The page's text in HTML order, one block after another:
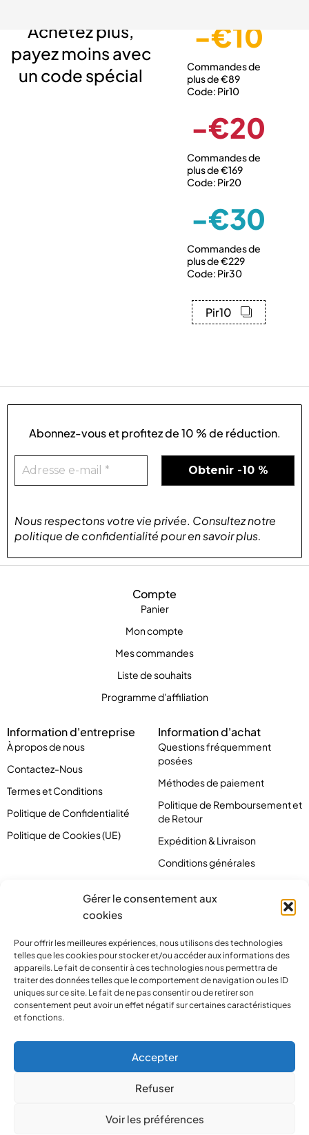
Gérer le consentement aux
cookies
Pour offrir les meilleures expériences, nous utilisons des technologies
telles que les cookies pour stocker et/ou accéder aux informations des
appareils. Le fait de consentir à ces technologies nous permettra de
traiter des données telles que le comportement de navigation ou les ID
uniques sur ce site. Le fait de ne pas consentir ou de retirer son
consentement peut avoir un effet négatif sur certaines caractéristiques
et fonctions.
Accepter
Refuser
Voir les préférences
Achetez plus,
payez moins avec
un code spécial
-€10
Commandes de
plus de €89
Code: Pir10
-€20
Commandes de
plus de €169
Code: Pir20
-€30
Commandes de
plus de €229
Code: Pir30
Pir10
Compte
Panier
Mon compte
Mes commandes
Liste de souhaits
Programme d'affiliation
Information d'entreprise
À propos de nous
Contactez-Nous
Termes et Conditions
Politique de Confidentialité
Politique de Cookies (UE)
Information d'achat
Questions fréquemment
posées
Méthodes de paiement
Politique de Remboursement et
de Retour
Expédition & Livraison
Conditions générales
Abonnez-vous et profitez de10 % de réduction.
Nous respectons votre vie privée. Consultez notre
politique de confidentialitépouren savoir plus.
Copyright 2024 © Pirlove. Tous droits réservés